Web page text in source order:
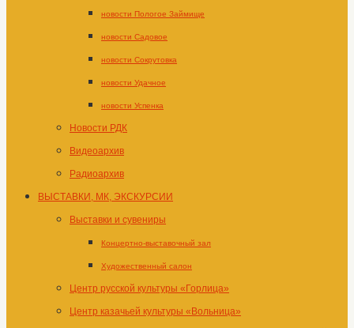
новости Пологое Займище
новости Садовое
новости Сокрутовка
новости Удачное
новости Успенка
Новости РДК
Видеоархив
Радиоархив
ВЫСТАВКИ, МК, ЭКСКУРСИИ
Выставки и сувениры
Концертно-выставочный зал
Художественный салон
Центр русской культуры «Горлица»
Центр казачьей культуры «Вольница»